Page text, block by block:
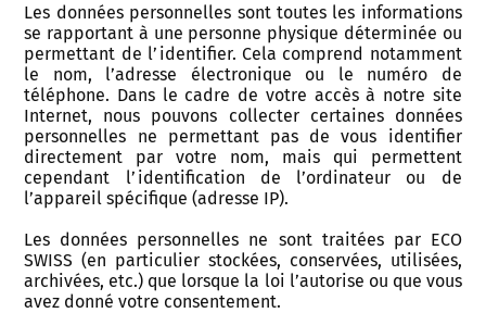
Les données personnelles sont toutes les informations
se rapportant à une personne physique déterminée ou
permettant de l’identifier. Cela comprend notamment
le nom, l’adresse électronique ou le numéro de
téléphone. Dans le cadre de votre accès à notre site
Internet, nous pouvons collecter certaines données
personnelles ne permettant pas de vous identifier
directement par votre nom, mais qui permettent
cependant l’identification de l’ordinateur ou de
l’appareil spécifique (adresse IP).
Les données personnelles ne sont traitées par ECO
SWISS (en particulier stockées, conservées, utilisées,
archivées, etc.) que lorsque la loi l’autorise ou que vous
avez donné votre consentement.